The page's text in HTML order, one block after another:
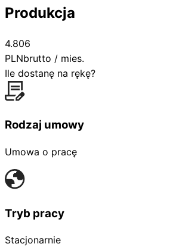
Produkcja
4.806
PLNbrutto / mies.
Ile dostanę na rękę?
Rodzaj umowy
Umowa o pracę
Tryb pracy
Stacjonarnie